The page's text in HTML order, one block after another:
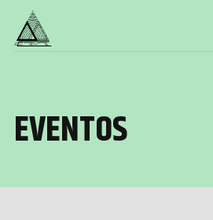
EVENTOS